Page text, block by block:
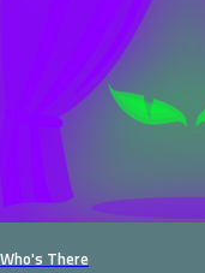
Who's There